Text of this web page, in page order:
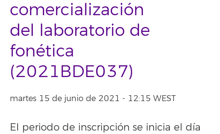
comercialización
del laboratorio de
fonética
(2021BDE037)
martes 15 de junio de 2021 - 12:15 WEST
El periodo de inscripción se inicia el día